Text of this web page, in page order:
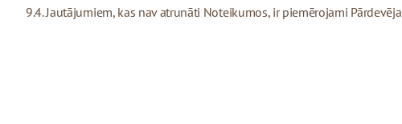
9.4. Jautājumiem, kas nav atrunāti Noteikumos, ir piemērojami